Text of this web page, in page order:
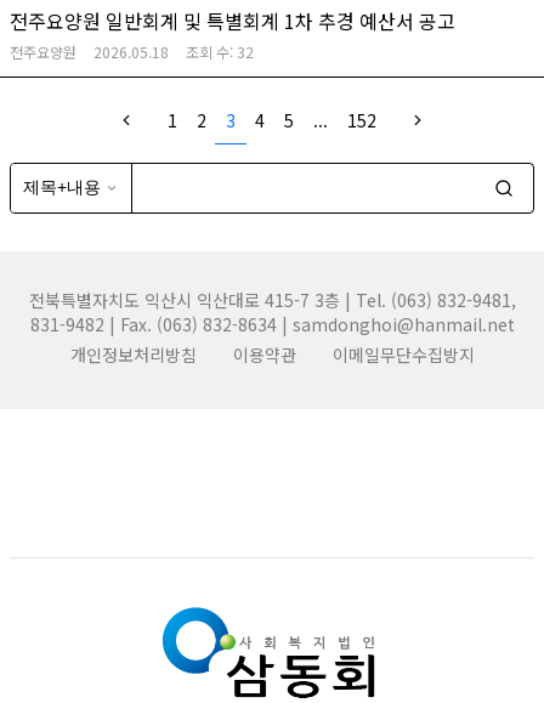
전주요양원 일반회계 및 특별회계 1차 추경 예산서 공고
전주요양원 2026.05.18 조회 수: 32
1 2 3 4 5 ... 152
전북특별자치도 익산시 익산대로 415-7 3층 | Tel. (063) 832-9481,
831-9482 | Fax. (063) 832-8634 | samdonghoi@hanmail.net
개인정보처리방침
이용약관 이메일무단수집방지